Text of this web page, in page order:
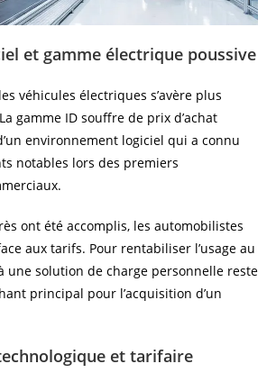
et gamme électrique poussive
véhicules électriques s’avère plus
gamme ID souffre de prix d’achat
environnement logiciel qui a connu
notables lors des premiers
ont été accomplis, les automobilistes
aux tarifs. Pour rentabiliser l’usage au
une solution de charge personnelle reste
principal pour l’acquisition d’un
et tarifaire